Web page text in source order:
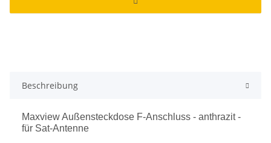
Beschreibung
Maxview Außensteckdose F-Anschluss - anthrazit -
für Sat-Antenne